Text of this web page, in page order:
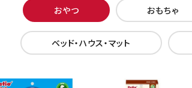
おやつ おもちゃ
ベッド・ハウス・マット